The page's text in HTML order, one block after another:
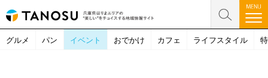
グルメ パン イベント おでかけ カフェ ライフスタイル